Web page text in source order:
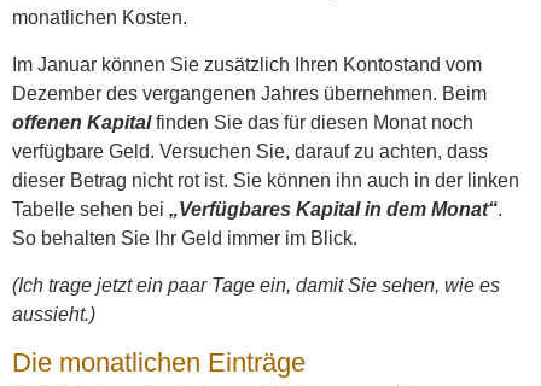
monatlichen Kosten.
Im Januar können Sie zusätzlich Ihren Kontostand vom
Dezember des vergangenen Jahres übernehmen. Beim
offenen Kapitalfinden Sie das für diesen Monat noch
verfügbare Geld. Versuchen Sie, darauf zu achten, dass
dieser Betrag nicht rot ist. Sie können ihn auch in der linken
Tabelle sehen bei „Verfügbares Kapital in dem Monat“.
So behalten Sie Ihr Geld immer im Blick.
(Ich trage jetzt ein paar Tage ein, damit Sie sehen, wie es
aussieht.)
Die monatlichen Einträge